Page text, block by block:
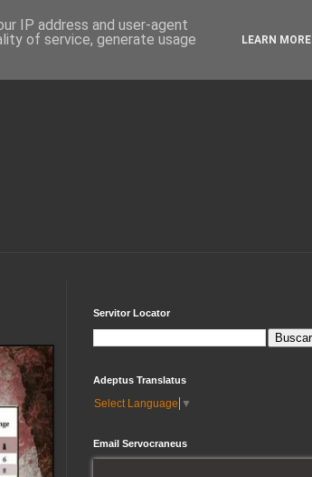
Servitor Locator
Adeptus Translatus
Select Language ▼
Email Servocraneus
IP address and user-agent
of service, generate usage
LEARN MORE